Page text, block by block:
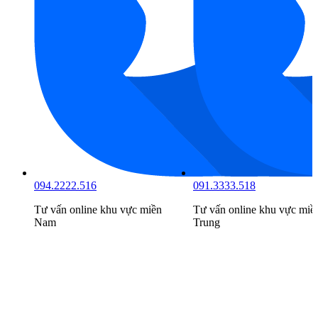
094.2222.516
Tư vấn online khu vực miền
Nam
091.3333.518
Tư vấn online khu vực
Trung